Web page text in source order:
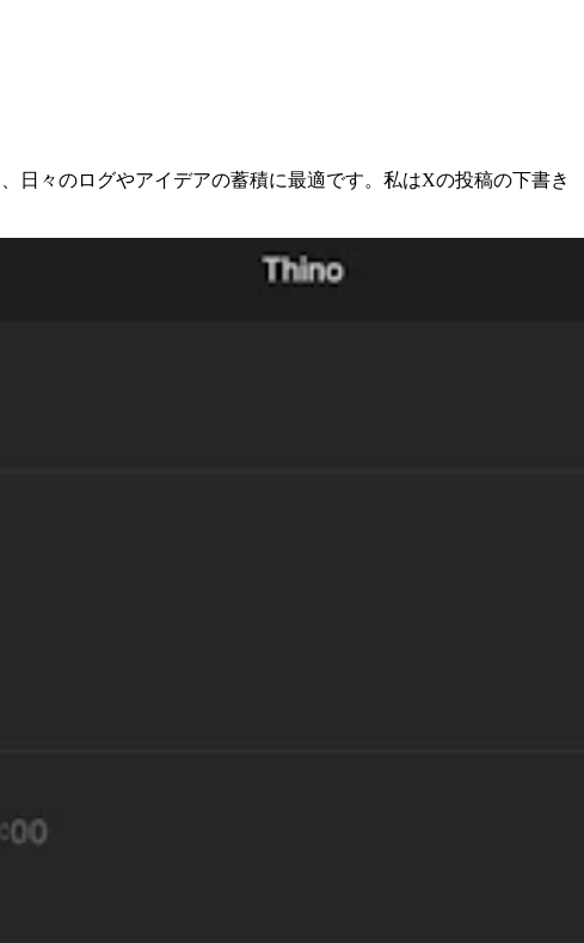
日々のログやアイデアの蓄積に最適です。私はXの投稿の下書き